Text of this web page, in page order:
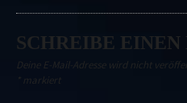
SCHREIBE
Deine E-Mail-Adresse wird nicht
* markiert